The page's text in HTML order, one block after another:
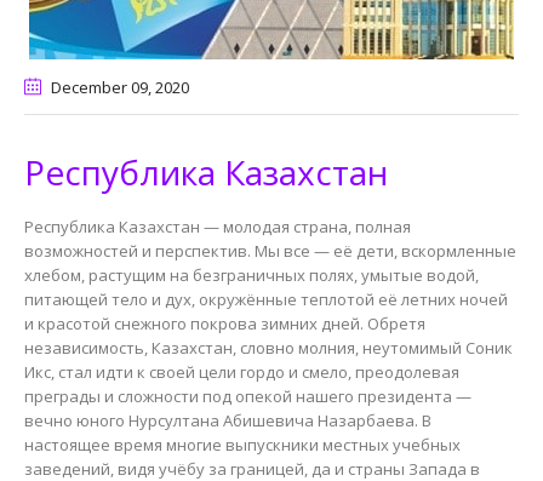
December 09, 2020
Республика Казахстан
Республика Казахстан — молодая страна, полная
возможностей и перспектив. Мы все — её дети, вскормленные
хлебом, растущим на безграничных полях, умытые водой,
питающей тело и дух, окружённые теплотой её летних ночей
и красотой снежного покрова зимних дней. Обретя
независимость, Казахстан, словно молния, неутомимый Соник
Икс, стал идти к своей цели гордо и смело, преодолевая
преграды и сложности под опекой нашего президента —
вечно юного Нурсултана Абишевича Назарбаева. В
настоящее время многие выпускники местных учебных
заведений, видя учёбу за границей, да и страны Запада в